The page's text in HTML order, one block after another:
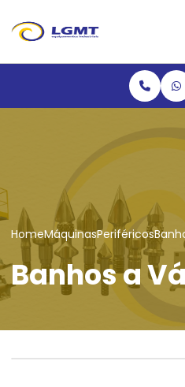
HomeMáquinasPeriféricos
Banhos a